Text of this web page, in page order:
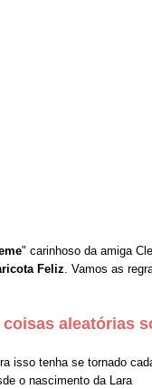
" carinhoso da amiga
Feliz. Vamos as
coisas aleatórias
isso tenha se tornado
o nascimento da Lara